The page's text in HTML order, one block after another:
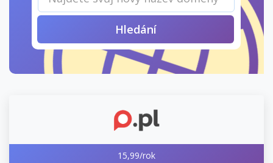
Hledání
15,99/rok